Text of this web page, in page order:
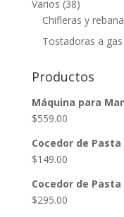
Varios (38)
Chifleras y
Tostadoras a gas
Productos
Máquina para
$559.00
Cocedor de
$149.00
Cocedor de Pasta
$295.00